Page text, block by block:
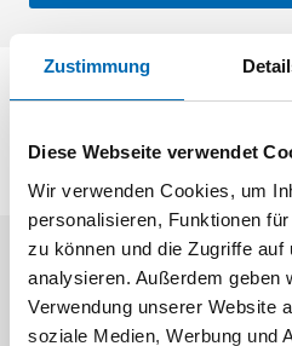
Zustimmung
Diese Webseite verwendet
Wir verwenden Cookies, um
personalisieren, Funktionen
zu können und die Zugriffe auf
analysieren. Außerdem geben
Verwendung unserer Website
soziale Medien, Werbung und
Aktuelle Angebote